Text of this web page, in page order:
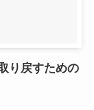
り戻すための